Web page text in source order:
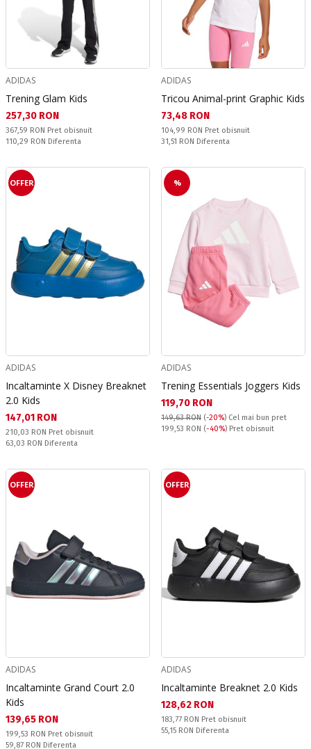
ADIDAS
Trening Glam Kids
Текуща цена:
257,30 RON
Pret obisnuit:
367,59 RON Pret obisnuit
Спестявате:
110,29 RON Diferenta
ADIDAS
Tricou Animal-print Graphic Kids
Текуща цена:
73,48 RON
Pret obisnuit:
104,99 RON Pret obisnuit
Спестявате:
31,51 RON Diferenta
OFFER
ADIDAS
Incaltaminte X Disney Breaknet
2.0 Kids
Текуща цена:
147,01 RON
Pret obisnuit:
210,03 RON Pret obisnuit
Спестявате:
63,03 RON Diferenta
%
ADIDAS
Trening Essentials Joggers Kids
Текуща цена:
119,70 RON
149,63 RON (-20%) Cel mai bun pret
Pret obisnuit:
199,53 RON (-40%) Pret obisnuit
OFFER
ADIDAS
Incaltaminte Grand Court 2.0
Kids
Текуща цена:
139,65 RON
Pret obisnuit:
199,53 RON Pret obisnuit
Спестявате:
59,87 RON Diferenta
OFFER
ADIDAS
Incaltaminte Breaknet 2.0 Kids
Текуща цена:
128,62 RON
Pret obisnuit:
183,77 RON Pret obisnuit
Спестявате:
55,15 RON Diferenta